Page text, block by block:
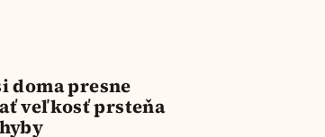
doma presne
veľkosť prsteňa